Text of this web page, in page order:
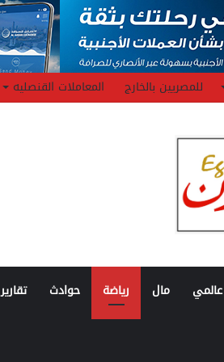
للمصريين بالخارج المعاملات القنصليه
عالمي مال رياضة حوادث تقارير